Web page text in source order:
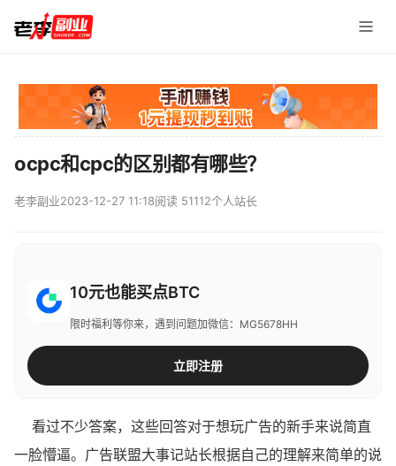
ocpc和cpc的区别都有哪些？
老李副业2023-12-27 11:18阅读 51112个人站长
10元也能买点BTC
限时福利等你来，遇到问题加微信：MG5678HH
立即注册
看过不少答案，这些回答对于想玩广告的新手来说简直
一脸懵逼。广告联盟大事记站长根据自己的理解来简单的说